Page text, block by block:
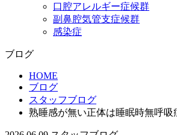
口腔アレルギー症候群
副鼻腔気管支症候群
感染症
ブログ
HOME
ブログ
スタッフブログ
熟睡感が無い正体は睡眠時無呼